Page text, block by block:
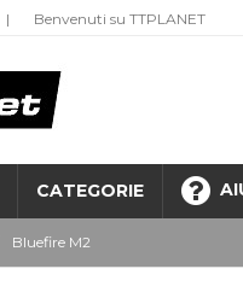
| Benvenuti su TTPLANET
CATEGORIE
Bluefire M2